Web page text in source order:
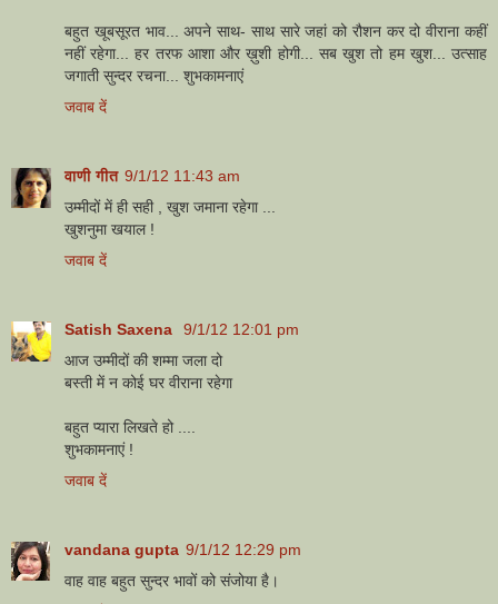
बहुत खूबसूरत भाव... अपने साथ- साथ सारे जहां को रौशन कर दो वीराना कहीं
नहीं रहेगा... हर तरफ आशा और ख़ुशी होगी... सब खुश तो हम खुश... उत्साह
जगाती सुन्दर रचना... शुभकामनाएं
जवाब दें
वाणी गीत 9/1/12 11:43 am
उम्मीदों में ही सही , खुश जमाना रहेगा ...
खुशनुमा खयाल !
जवाब दें
Satish Saxena
9/1/12 12:01 pm
आज उम्मीदों की शम्मा जला दो
बस्ती में न कोई घर वीराना रहेगा
बहुत प्यारा लिखते हो ....
शुभकामनाएं !
जवाब दें
vandana gupta 9/1/12 12:29 pm
वाह वाह बहुत सुन्दर भावों को संजोया है।